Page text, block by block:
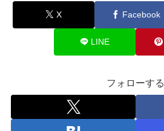
X Facebook
LINE
フォローする